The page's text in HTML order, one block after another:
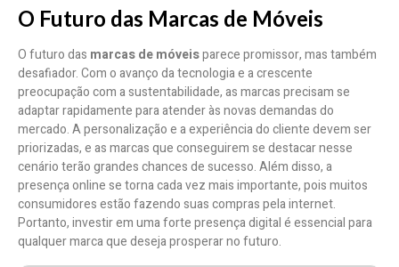
O Futuro das Marcas de Móveis
O futuro das marcas de móveisparece promissor, mas também
desafiador. Com o avanço da tecnologia e a crescente
preocupação com a sustentabilidade, as marcas precisam se
adaptar rapidamente para atender às novas demandas do
mercado. A personalização e a experiência do cliente devem ser
priorizadas, e as marcas que conseguirem se destacar nesse
cenário terão grandes chances de sucesso. Além disso, a
presença online se torna cada vez mais importante, pois muitos
consumidores estão fazendo suas compras pela internet.
Portanto, investir em uma forte presença digital é essencial para
qualquer marca que deseja prosperar no futuro.